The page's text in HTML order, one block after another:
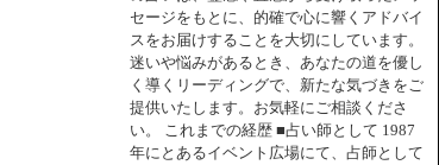
セージをもとに、的確で心に響くアドバイ
スをお届けすることを大切にしています。
迷いや悩みがあるとき、あなたの道を優し
く導くリーディングで、新たな気づきをご
提供いたします。お気軽にご相談くださ
い。 これまでの経歴 ■占い師として 1987
年にとあるイベント広場にて、占師として